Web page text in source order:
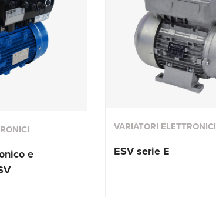
e
VARIATORI ELETTRONICI
ESV serie E